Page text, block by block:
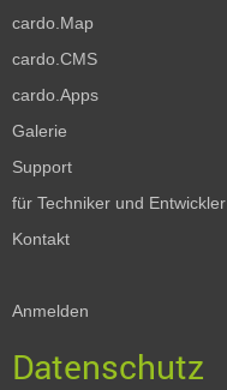
cardo.Map
cardo.CMS
cardo.Apps
Galerie
Support
für Techniker und Entwickler
Kontakt
Anmelden
Datenschutz